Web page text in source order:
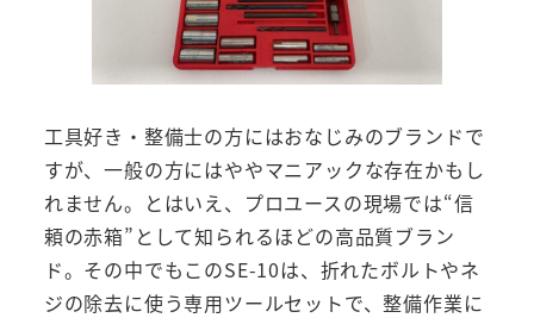
工具好き・整備士の方にはおなじみのブランドで
すが、一般の方にはややマニアックな存在かもし
れません。とはいえ、プロユースの現場では“信
頼の赤箱”として知られるほどの高品質ブラン
ド。その中でもこのSE-10は、折れたボルトやネ
ジの除去に使う専用ツールセットで、整備作業に